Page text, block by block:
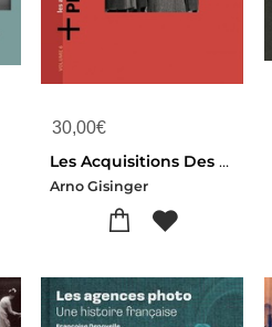
30,00€
Les Acquisitions Des Collections Publique
Arno Gisinger